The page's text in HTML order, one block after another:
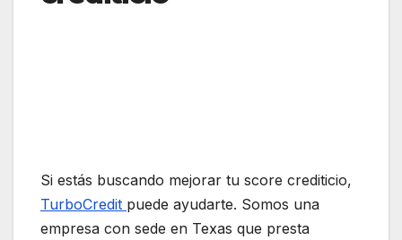
Si estás buscando mejorar tu score crediticio,
TurboCredit puede ayudarte. Somos una
empresa con sede en Texas que presta